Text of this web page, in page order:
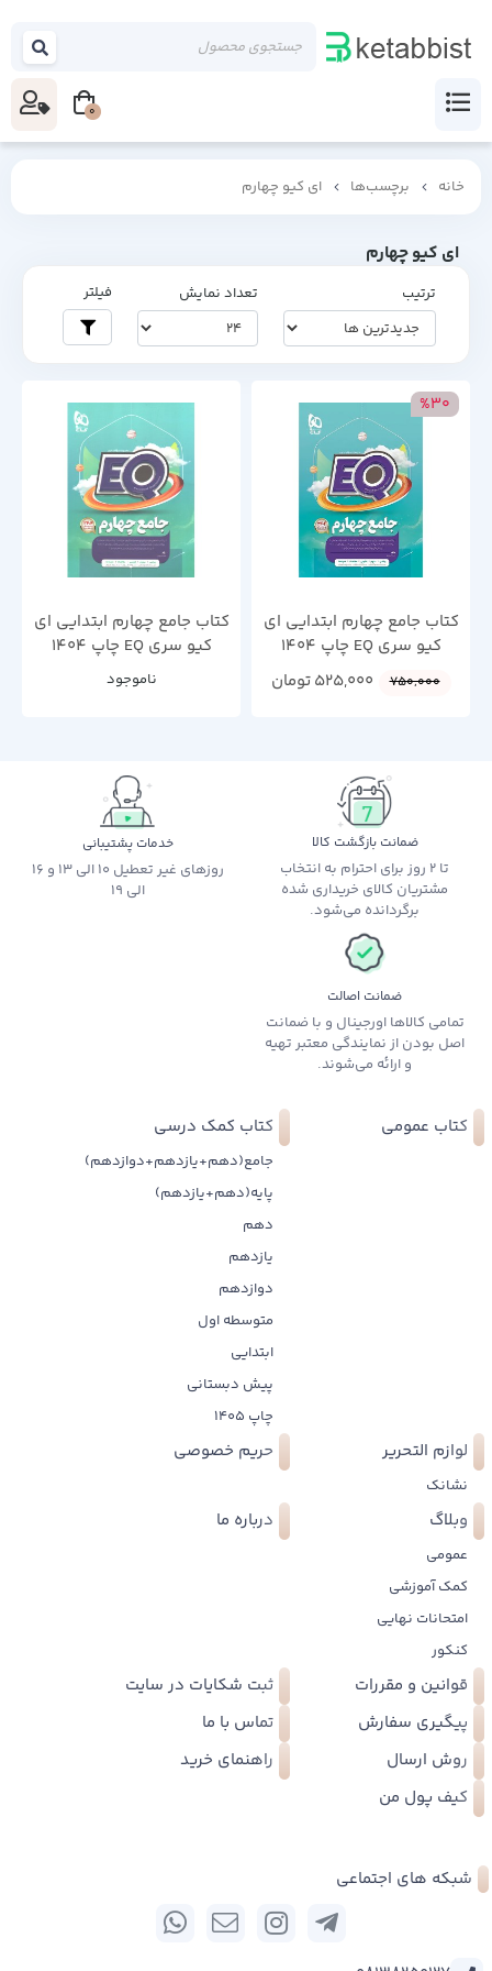
خانه برچسب‌ها ای کیو چهارم
ای کیو چهارم
ترتیب تعداد نمایش فیلتر
کتاب جامع چهارم ابتدایی ای
کیو سری EQ چاپ 1404
%30
750,000
525,000تومان
کتاب جامع چهارم ابتدایی ای
کیو سری EQ چاپ 1404
ناموجود
ضمانت بازگشت کالا
تا 2 روز برای احترام به انتخاب
مشتریان کالای خریداری شده
برگردانده می‌شود.
خدمات پشتیبانی
روزهای غیر تعطیل 10 الی 13 و 16
الی 19
ضمانت اصالت
تمامی کالاها اورجینال و با ضمانت
اصل بودن از نمایندگی معتبر تهیه
و ارائه می‌شوند.
کتاب عمومی کتاب کمک درسی
جامع(دهم+یازدهم+دوازدهم)
پایه(دهم+یازدهم)
دهم
یازدهم
دوازدهم
متوسطه اول
ابتدایی
پیش دبستانی
چاپ 1405
لوازم التحریر
نشانک
حریم خصوصی
وبلاگ
عمومی
کمک آموزشی
امتحانات نهایی
کنکور
درباره ما
قوانین و مقررات
ثبت شکایات در سایت
پیگیری سفارش
تماس با ما
روش ارسال
راهنمای خرید
کیف پول من
شبکه های اجتماعی
0